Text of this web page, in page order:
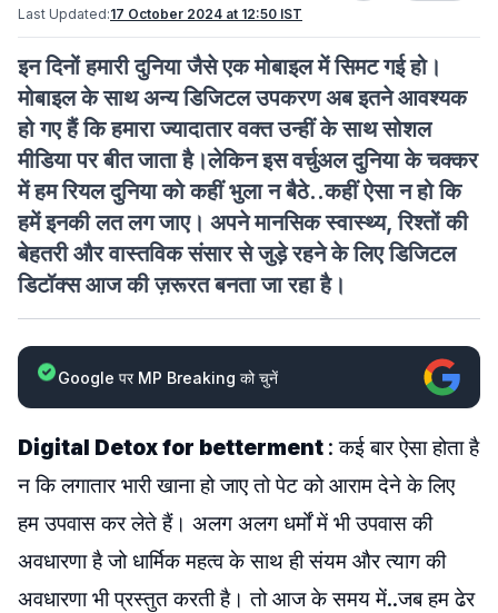
Last Updated:17 October 2024 at 12:50 IST
इन दिनों हमारी दुनिया जैसे एक मोबाइल में सिमट गई हो।
मोबाइल के साथ अन्य डिजिटल उपकरण अब इतने आवश्यक
हो गए हैं कि हमारा ज्यादातार वक्त उन्हीं के साथ सोशल
मीडिया पर बीत जाता है।लेकिन इस वर्चुअल दुनिया के चक्कर
में हम रियल दुनिया को कहीं भुला न बैठे..कहीं ऐसा न हो कि
हमें इनकी लत लग जाए। अपने मानसिक स्वास्थ्य, रिश्तों की
बेहतरी और वास्तविक संसार से जुड़े रहने के लिए डिजिटल
डिटॉक्स आज की ज़रूरत बनता जा रहा है।
Google पर MP Breaking को चुनें
Digital Detox for betterment : कई बार ऐसा होता है
न कि लगातार भारी खाना हो जाए तो पेट को आराम देने के लिए
हम उपवास कर लेते हैं। अलग अलग धर्मों में भी उपवास की
अवधारणा है जो धार्मिक महत्व के साथ ही संयम और त्याग की
अवधारणा भी प्रस्तुत करती है। तो आज के समय में..जब हम ढेर